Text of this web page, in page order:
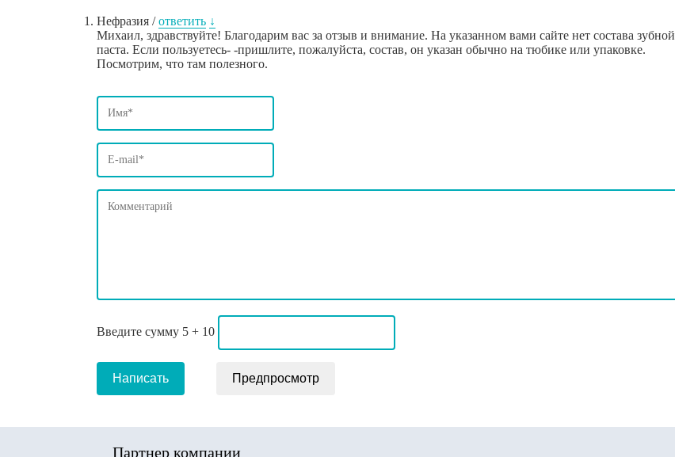
Нефразия /ответить ↓
Михаил, здравствуйте! Благодарим вас за отзыв и внимание. На указанном вами сайте нет состава зубной
паста. Если пользуетесь- -пришлите, пожалуйста, состав, он указан обычно на тюбике или упаковке.
Посмотрим, что там полезного.
Введите сумму 5 + 10
Партнер компании